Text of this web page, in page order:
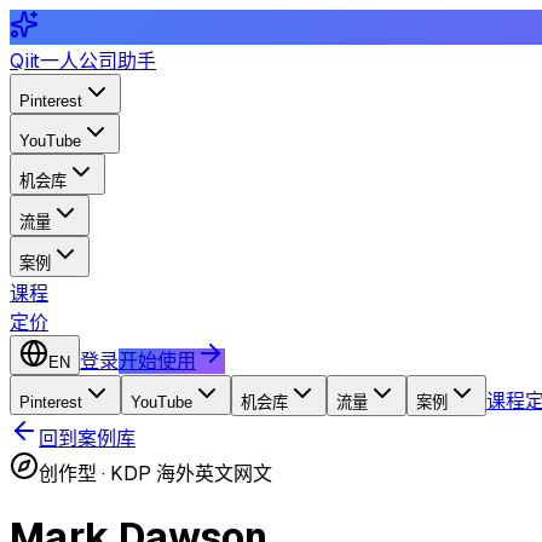
Qiit一人公司助手
Pinterest
YouTube
机会库
流量
案例
课程
定价
EN 登录开始使用
Pinterest YouTube 机会库 流量 案例 课程
回到案例库
创作型 · KDP 海外英文网文